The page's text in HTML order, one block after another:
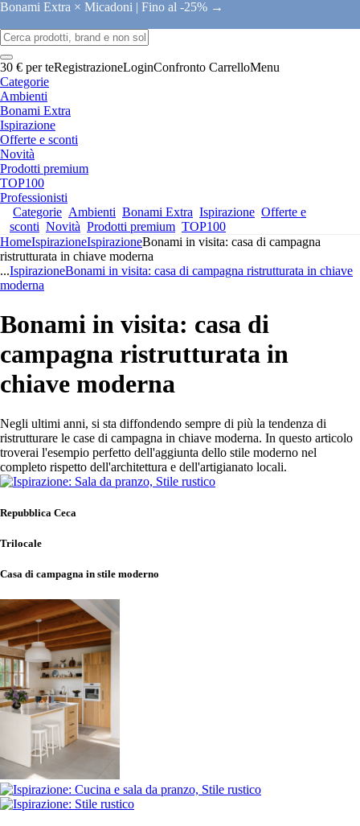
Bonami Extra × Micadoni | Fino al -25% →
30 € per teRegistrazioneLoginConfronto CarrelloMenu
Categorie
Ambienti
Bonami Extra
Ispirazione
Offerte e sconti
Novità
Prodotti premium
TOP100
Professionisti
Categorie Ambienti Bonami Extra Ispirazione Offerte e
sconti Novità Prodotti premium TOP100
HomeIspirazioneIspirazioneBonami in visita: casa di campagna
ristrutturata in chiave moderna
...IspirazioneBonami in visita: casa di campagna ristrutturata in chiave
moderna
Bonami in visita: casa di
campagna ristrutturata in
chiave moderna
Negli ultimi anni, si sta diffondendo sempre di più la tendenza di
ristrutturare le case di campagna in chiave moderna. In questo articolo
troverai l'esempio perfetto dell'aggiunta dello stile moderno nel
completo rispetto dell'architettura e dell'artigianato locali.
Repubblica Ceca
Trilocale
Casa di campagna in stile moderno